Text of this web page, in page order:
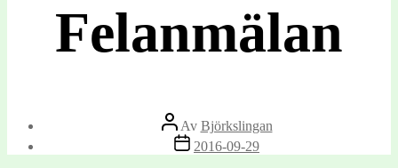
Felanmälan
Inläggsförfattare
Av Björkslingan
Inläggsdatum
2016-09-29